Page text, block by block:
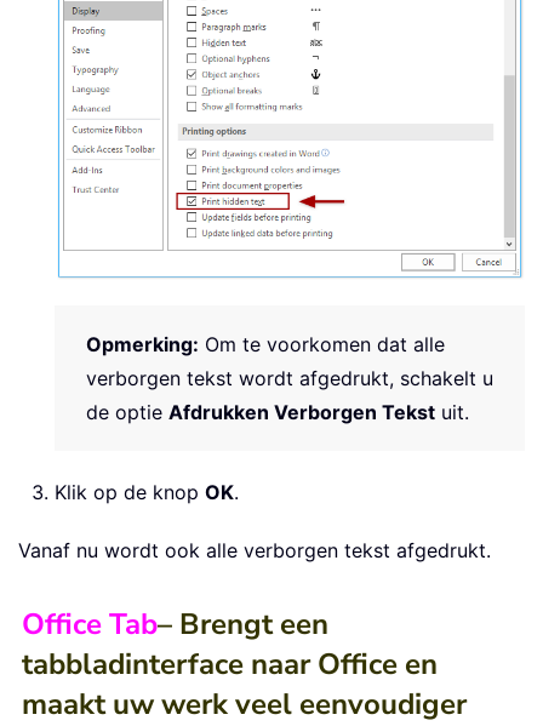
Opmerking: Om te voorkomen dat alle
verborgen tekst wordt afgedrukt, schakelt u
de optie Afdrukken Verborgen Tekst uit.
Klik op de knop OK.
Vanaf nu wordt ook alle verborgen tekst afgedrukt.
Office Tab– Brengt een
tabbladinterface naar Office en
maakt uw werk veel eenvoudiger